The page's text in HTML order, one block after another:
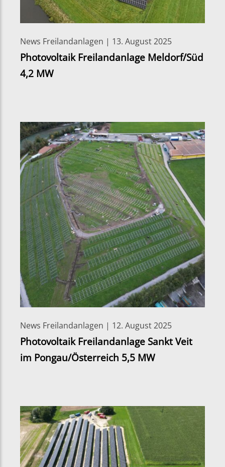
News Freilandanlagen | 13. August 2025
Photovoltaik Freilandanlage Meldorf/Süd
4,2 MW
News Freilandanlagen | 12. August 2025
Photovoltaik Freilandanlage Sankt Veit
im Pongau/Österreich 5,5 MW